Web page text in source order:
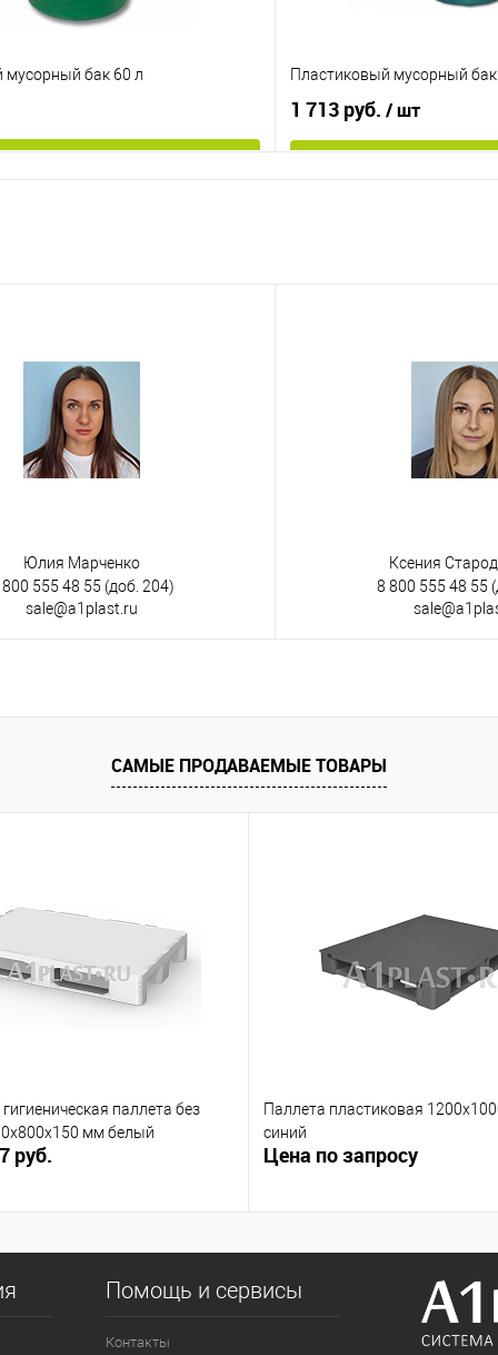
мусорный бак 60 л Пластиковый мусорный
1 713 руб. / шт
Юлия Марченко
555 48 55(доб. 204)
sale@a1plast.ru
Ксения
8 800 555 48 55
САМЫЕ ПРОДАВАЕМЫЕ ТОВАРЫ
паллета без
мм белый
руб.
Паллета пластиковая
синий
Цена по запросу
Помощь и сервисы
Контакты